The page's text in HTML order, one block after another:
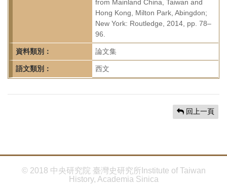
from Mainland China, Taiwan and
Hong Kong, Milton Park, Abingdon;
New York: Routledge, 2014, pp. 78–
96.
資料類別： 論文集
語文類別： 西文
回上一頁
© 2018 中央研究院 臺灣史研究所Institute of Taiwan
History, Academia Sinica